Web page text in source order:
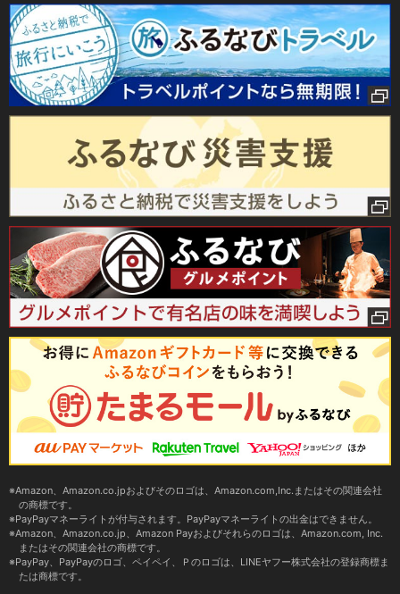
Amazon、Amazon.co.jpおよびそのロゴは、Amazon.com,Inc.またはその関連会社
の商標です。
PayPayマネーライトが付与されます。PayPayマネーライトの出金はできません。
Amazon、Amazon.co.jp、Amazon Payおよびそれらのロゴは、Amazon.com, Inc.
またはその関連会社の商標です。
PayPay、PayPayのロゴ、ペイペイ、Ｐのロゴは、LINEヤフー株式会社の登録商標ま
たは商標です。